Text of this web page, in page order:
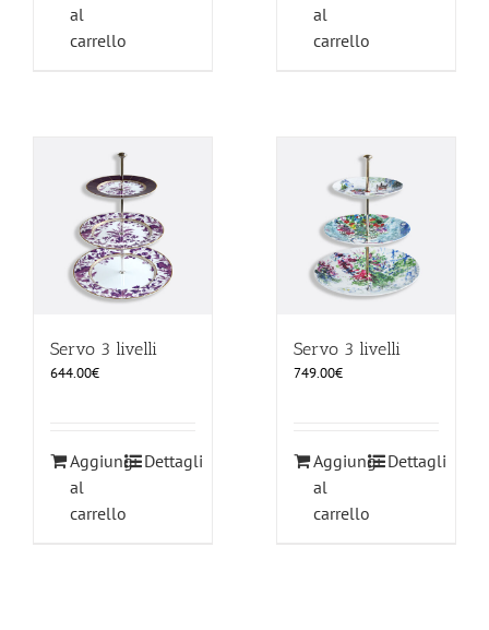
al
carrello
al
carrello
Servo 3 livelli
644.00€
Aggiungi
al
carrello
Dettagli
Servo 3 livelli
749.00€
Aggiungi
al
carrello
Dettagli